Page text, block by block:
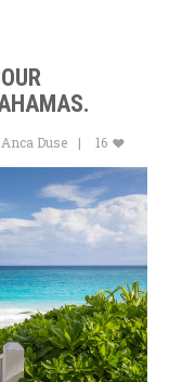
Anca Duse 16